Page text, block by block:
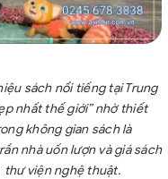
sách nổi tiếng tại Trung
nhất thế giới” nhờ thiết
không gian sách là
nhà uốn lượn và giá sách
viện nghệ thuật.